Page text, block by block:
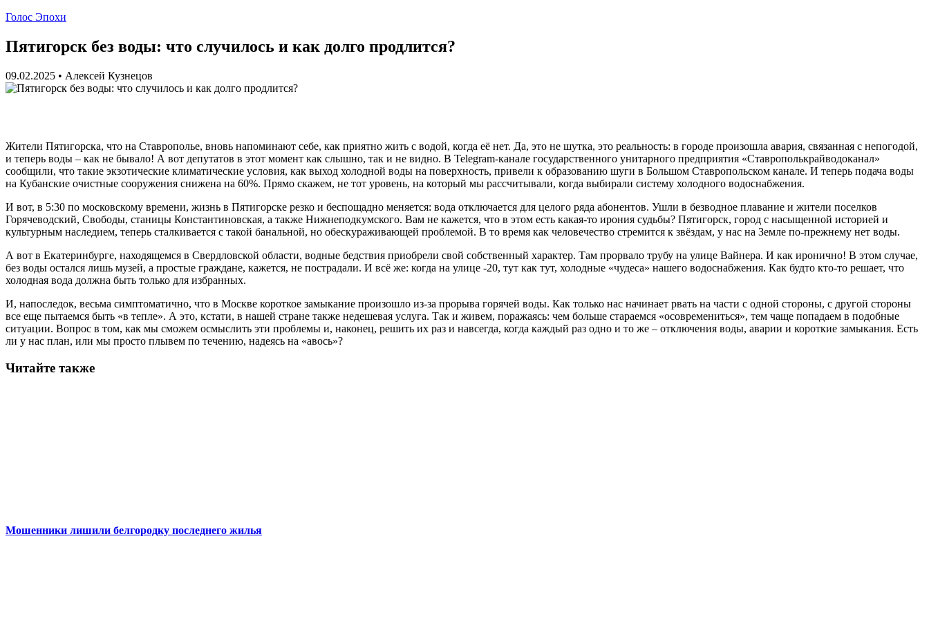
Голос Эпохи
Пятигорск без воды: что случилось и как долго продлится?
09.02.2025 • Алексей Кузнецов
Жители Пятигорска, что на Ставрополье, вновь напоминают себе, как приятно жить с водой, когда её нет. Да, это не шутка, это реальность: в городе произошла авария, связанная с непогодой,
и теперь воды – как не бывало! А вот депутатов в этот момент как слышно, так и не видно. В Telegram-канале государственного унитарного предприятия «Ставрополькрайводоканал»
сообщили, что такие экзотические климатические условия, как выход холодной воды на поверхность, привели к образованию шуги в Большом Ставропольском канале. И теперь подача воды
на Кубанские очистные сооружения снижена на 60%. Прямо скажем, не тот уровень, на который мы рассчитывали, когда выбирали систему холодного водоснабжения.
И вот, в 5:30 по московскому времени, жизнь в Пятигорске резко и беспощадно меняется: вода отключается для целого ряда абонентов. Ушли в безводное плавание и жители поселков
Горячеводский, Свободы, станицы Константиновская, а также Нижнеподкумского. Вам не кажется, что в этом есть какая-то ирония судьбы? Пятигорск, город с насыщенной историей и
культурным наследием, теперь сталкивается с такой банальной, но обескураживающей проблемой. В то время как человечество стремится к звёздам, у нас на Земле по-прежнему нет воды.
А вот в Екатеринбурге, находящемся в Свердловской области, водные бедствия приобрели свой собственный характер. Там прорвало трубу на улице Вайнера. И как иронично! В этом случае,
без воды остался лишь музей, а простые граждане, кажется, не пострадали. И всё же: когда на улице -20, тут как тут, холодные «чудеса» нашего водоснабжения. Как будто кто-то решает, что
холодная вода должна быть только для избранных.
И, напоследок, весьма симптоматично, что в Москве короткое замыкание произошло из-за прорыва горячей воды. Как только нас начинает рвать на части с одной стороны, с другой стороны
все еще пытаемся быть «в тепле». А это, кстати, в нашей стране также недешевая услуга. Так и живем, поражаясь: чем больше стараемся «осовремениться», тем чаще попадаем в подобные
ситуации. Вопрос в том, как мы сможем осмыслить эти проблемы и, наконец, решить их раз и навсегда, когда каждый раз одно и то же – отключения воды, аварии и короткие замыкания. Есть
ли у нас план, или мы просто плывем по течению, надеясь на «авось»?
Читайте также
Мошенники лишили белгородку последнего жилья